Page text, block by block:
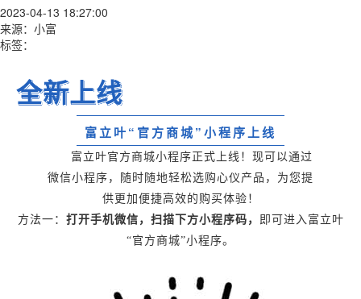
2023-04-13 18:27:00
来源：小富
标签：
全新上线
富立叶“官方商城”小程序上线
富立叶官方商城小程序正式上线！现可以通过
微信小程序，随时随地轻松选购心仪产品，为您提
供更加便捷高效的购买体验！
方法一： 打开手机微信，扫描下方小程序码，
即可进入富立叶
“官方商城”小程序。